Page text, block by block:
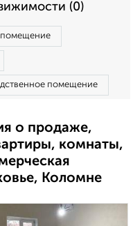
(0)
помещение
помещение
о продаже,
комнаты,
Коломне